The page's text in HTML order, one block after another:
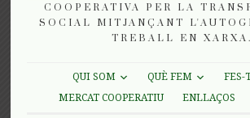
COOPERATIVA PER LA
SOCIAL MITJANÇANT
TREBALL EN XARXA.
QUI SOM QUÈ FEM
FES-
MERCAT COOPERATIU
ENLLAÇOS